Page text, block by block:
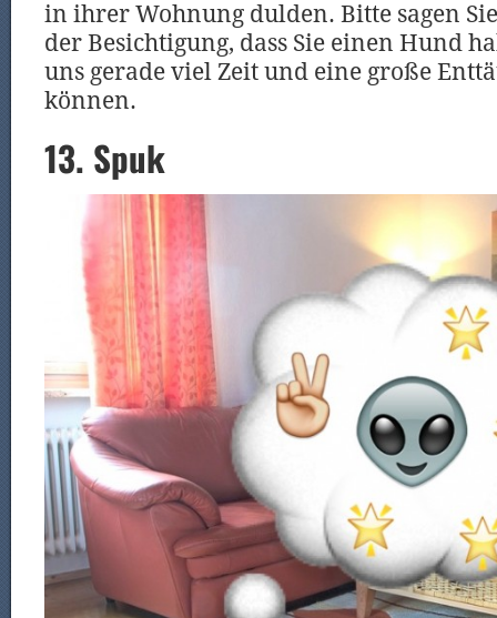
in ihrer Wohnung dulden. Bitte sagen
der Besichtigung, dass Sie einen Hund
uns gerade viel Zeit und eine große
können.
13. Spuk